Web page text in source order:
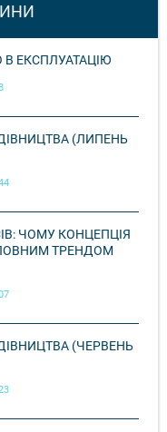
ЕКСПЛУАТАЦІЮ
(ЛИПЕНЬ
ЧОМУ КОНЦЕПЦІЯ
ТРЕНДОМ
(ЧЕРВЕНЬ